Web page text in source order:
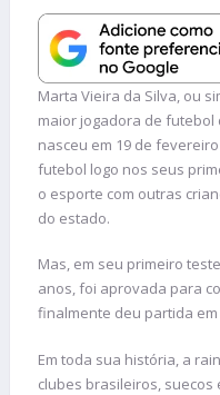
Marta Vieira da Silva, ou
maior jogadora de futebol
nasceu em 19 de
futebol logo nos seus
o esporte com outras
do estado.
Mas, em seu primeiro
anos, foi aprovada para
finalmente deu partida
Em toda sua história, a
clubes brasileiros, suecos